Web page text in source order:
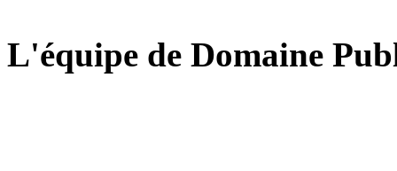
L'équipe de Domaine